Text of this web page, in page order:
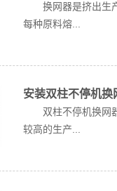
换网器是挤出生产
每种原料熔...
安装双柱不停机换
双柱不停机换网器
较高的生产...